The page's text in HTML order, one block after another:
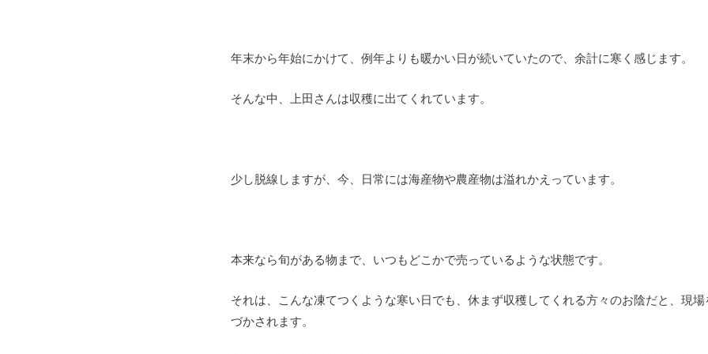
年末から年始にかけて、例年よりも暖かい日が続いていたので、余計に寒く感じます。
そんな中、上田さんは収穫に出てくれています。
少し脱線しますが、今、日常には海産物や農産物は溢れかえっています。
本来なら旬がある物まで、いつもどこかで売っているような状態です。
それは、こんな凍てつくような寒い日でも、休まず収穫してくれる方々のお陰だと、現
づかされます。